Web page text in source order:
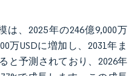
、2025年の246億9,000万
万USDに増加し、2031年ま
と予測されており、2026年